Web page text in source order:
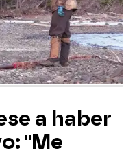
a haber
"Me